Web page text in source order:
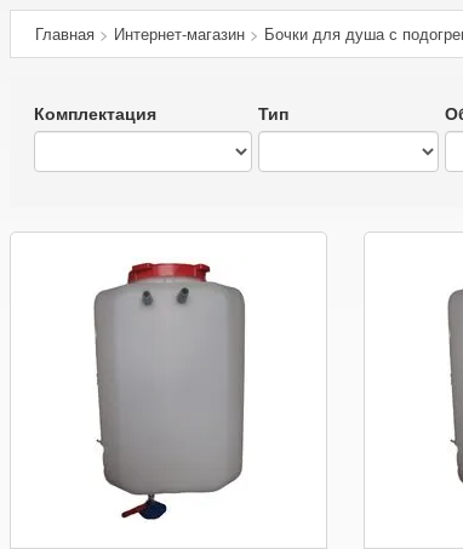
Главная> Интернет-магазин> Бочки для душа с
Комплектация Тип